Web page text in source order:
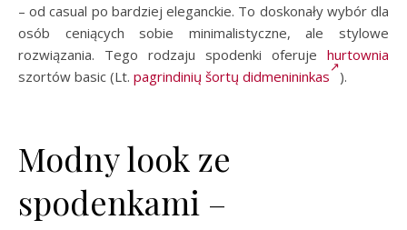
– od casual po bardziej eleganckie. To doskonały wybór dla
osób ceniących sobie minimalistyczne, ale stylowe
rozwiązania. Tego rodzaju spodenki oferuje hurtownia
szortów basic (Lt. pagrindinių šortų didmenininkas ).
Modny look ze
spodenkami –